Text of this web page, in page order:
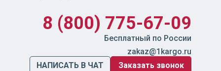
8 (800) 775-67-09
Бесплатный по России
zakaz@1kargo.ru
НАПИСАТЬ В ЧАТ
Заказать звонок